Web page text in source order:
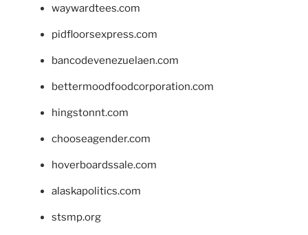
waywardtees.com
pidfloorsexpress.com
bancodevenezuelaen.com
bettermoodfoodcorporation.com
hingstonnt.com
chooseagender.com
hoverboardssale.com
alaskapolitics.com
stsmp.org